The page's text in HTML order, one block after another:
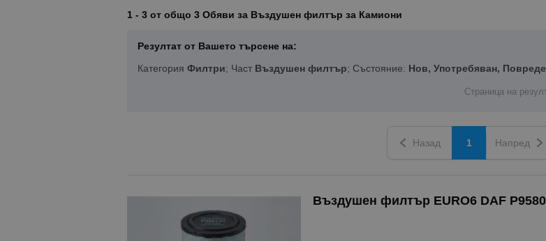
1 - 3 от общо 3 Обяви за Въздушен филтър за Камиони
Резултат от Вашето търсене на:
Категория Филтри; Част Въздушен филтър; Състояние: Нов, Употребяван,
Страница на
Назад 1 Напред
Въздушен филтър EURO6 DAF